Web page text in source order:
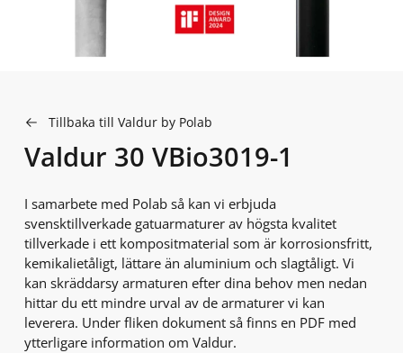
Tillbaka till Valdur by Polab
Valdur 30 VBio3019-1
I samarbete med Polab så kan vi erbjuda
svensktillverkade gatuarmaturer av högsta kvalitet
tillverkade i ett kompositmaterial som är korrosionsfritt,
kemikalietåligt, lättare än aluminium och slagtåligt. Vi
kan skräddarsy armaturen efter dina behov men nedan
hittar du ett mindre urval av de armaturer vi kan
leverera. Under fliken dokument så finns en PDF med
ytterligare information om Valdur.